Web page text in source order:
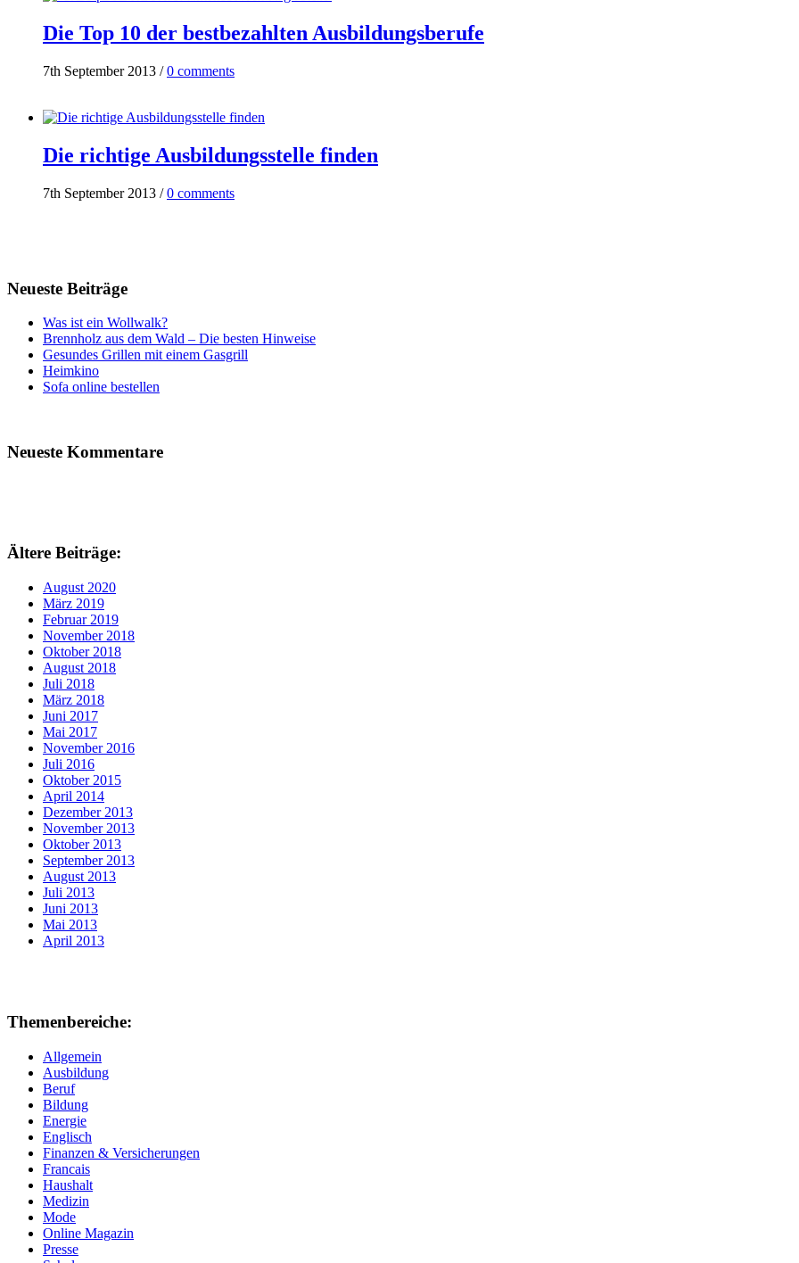
Die Top 10 der bestbezahlten Ausbildungsberufe
7th September 2013 /0 comments
Die richtige Ausbildungsstelle finden
7th September 2013 /0 comments
Neueste Beiträge
Was ist ein Wollwalk?
Brennholz aus dem Wald – Die besten Hinweise
Gesundes Grillen mit einem Gasgrill
Heimkino
Sofa online bestellen
Neueste Kommentare
Ältere Beiträge:
August 2020
März 2019
Februar 2019
November 2018
Oktober 2018
August 2018
Juli 2018
März 2018
Juni 2017
Mai 2017
November 2016
Juli 2016
Oktober 2015
April 2014
Dezember 2013
November 2013
Oktober 2013
September 2013
August 2013
Juli 2013
Juni 2013
Mai 2013
April 2013
Themenbereiche:
Allgemein
Ausbildung
Beruf
Bildung
Energie
Englisch
Finanzen & Versicherungen
Francais
Haushalt
Medizin
Mode
Online Magazin
Presse